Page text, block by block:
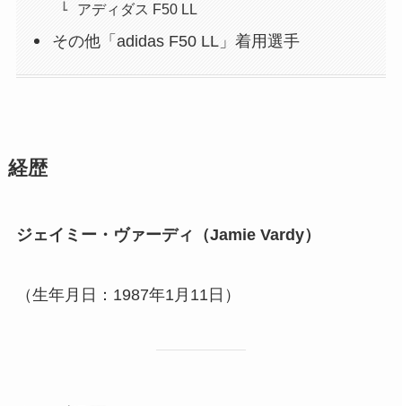
アディダス F50 LL
その他「adidas F50 LL」着用選手
経歴
ジェイミー・ヴァーディ（Jamie Vardy）
（生年月日：1987年1月11日）